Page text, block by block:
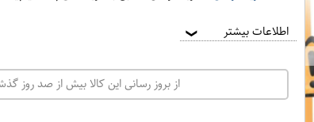
اطلاعات بیشتر ❯
از بروز رسانی این کالا بیش از صد روز